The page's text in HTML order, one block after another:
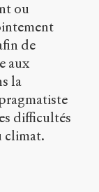
ou
de
aux
la
difficultés
climat.